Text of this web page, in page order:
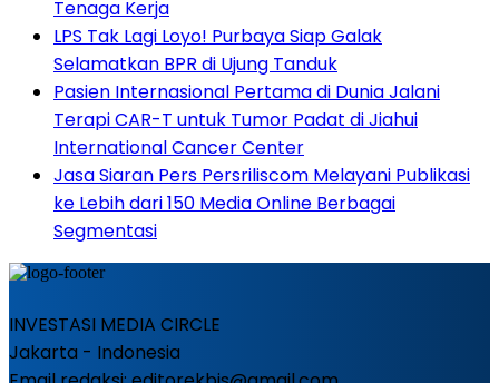
Tenaga Kerja
LPS Tak Lagi Loyo! Purbaya Siap Galak
Selamatkan BPR di Ujung Tanduk
Pasien Internasional Pertama di Dunia Jalani
Terapi CAR-T untuk Tumor Padat di Jiahui
International Cancer Center
Jasa Siaran Pers Persriliscom Melayani Publikasi
ke Lebih dari 150 Media Online Berbagai
Segmentasi
INVESTASI MEDIA CIRCLE
Jakarta - Indonesia